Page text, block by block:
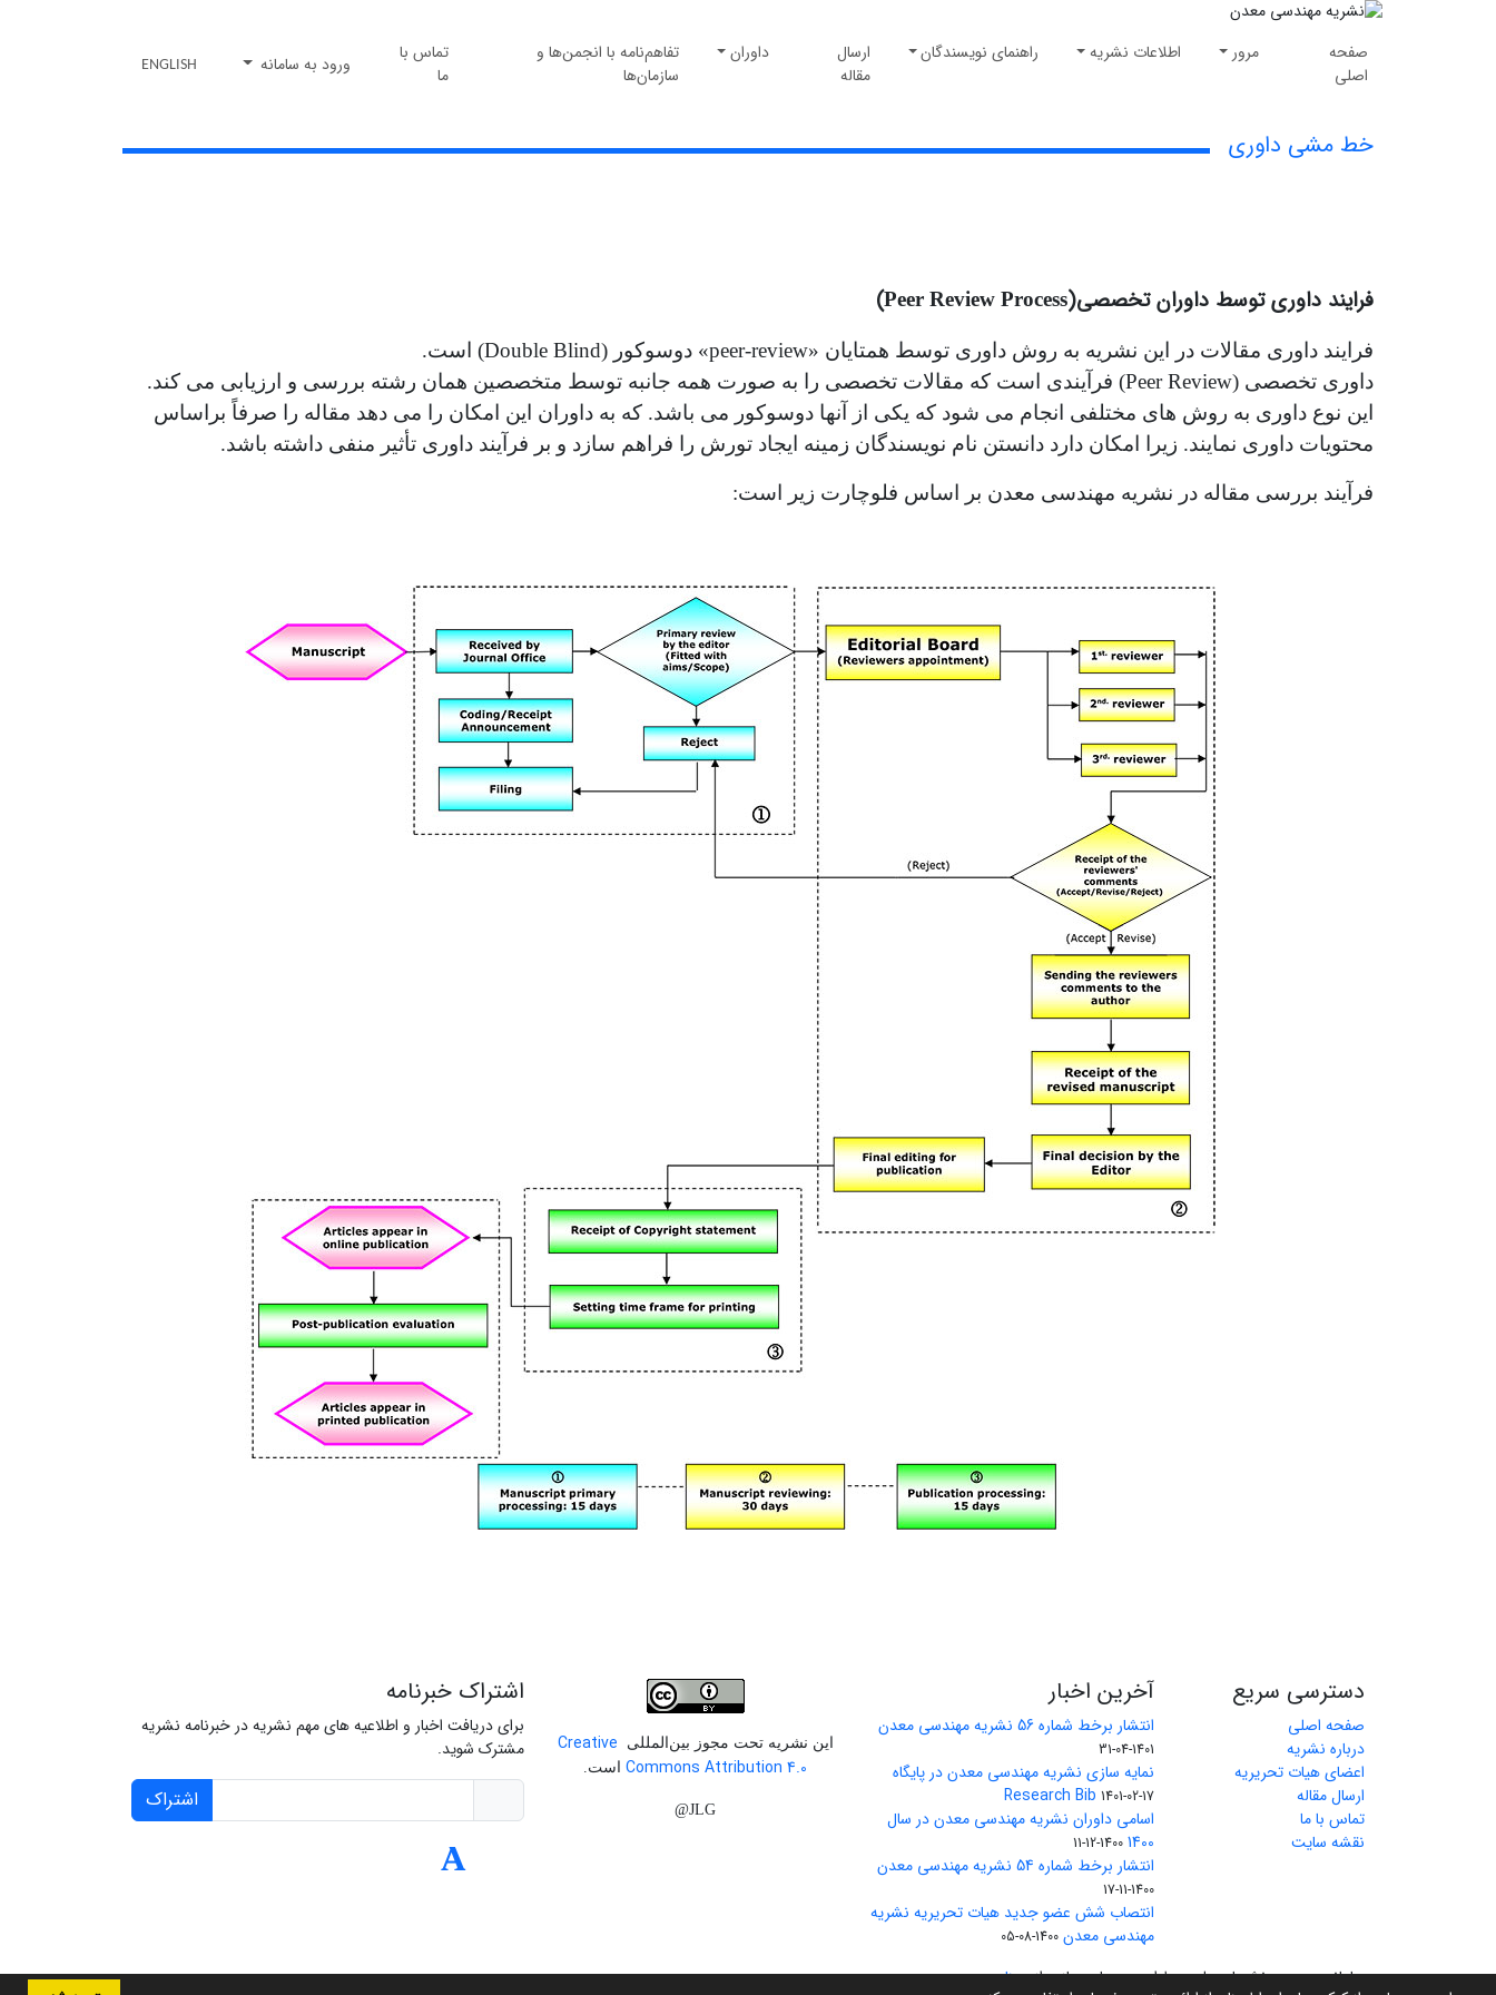
صفحه
اصلی
مرور اطلاعات نشریه راهنمای نویسندگان
ارسال
مقاله
داوران
تفاهم‌نامه با انجمن‌ها و
سازمان‌ها
تماس با
ما
ورود به سامانه ENGLISH
خط مشی داوری
فرایند داوری توسط داوران تخصصی(Peer Review Process
)
فرایند داوری مقالات در این نشریه به روش داوری توسط همتایان «peer-review» دوسوکور (Double Blind) است.
داوری تخصصی (Peer Review) فرآیندی است که مقالات تخصصی را به صورت همه جانبه توسط متخصصین همان رشته بررسی و ارزیابی می کند.
این نوع داوری به روش‌ های مختلفی انجام می شود که یکی از آنها دوسوکور می باشد. که به داوران این امکان را می دهد مقاله را صرفاً براساس
محتویات داوری نمایند. زیرا امکان دارد دانستن نام نویسندگان زمینه ایجاد تورش را فراهم سازد و بر فرآیند داوری تأثیر منفی داشته باشد.
فرآیند بررسی مقاله در نشریه مهندسی معدن بر اساس فلوچارت زیر است:
دسترسی سریع
صفحه اصلی
درباره نشریه
اعضای هیات تحریریه
ارسال مقاله
تماس با ما
نقشه سایت
آخرین اخبار
انتشار برخط شماره 56 نشریه مهندسی معدن
1401-04-31
نمایه سازی نشریه مهندسی معدن در پایگاه
Research Bib 1401-02-17
اسامی داوران نشریه مهندسی معدن در سال
1400
1400-12-11
انتشار برخط شماره 54 نشریه مهندسی معدن
1400-11-17
انتصاب شش عضو جدید هیات تحریریه نشریه
مهندسی معدن 1400-08-05
این نشریه تحت مجوز بین‌المللی
Creative
Commons Attribution 4.0
است.
JLG@
اشتراک خبرنامه
برای دریافت اخبار و اطلاعیه های مهم نشریه در خبرنامه نشریه
مشترک شوید.
اشتراک
سامانه مدیریت نشریات علمی.طراحی و پیاده سازی ازسیناوب